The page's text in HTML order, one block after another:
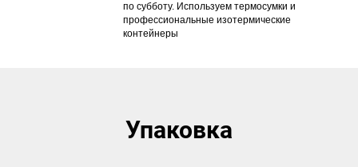
по субботу. Используем термосумки и
профессиональные изотермические
контейнеры
Упаковка